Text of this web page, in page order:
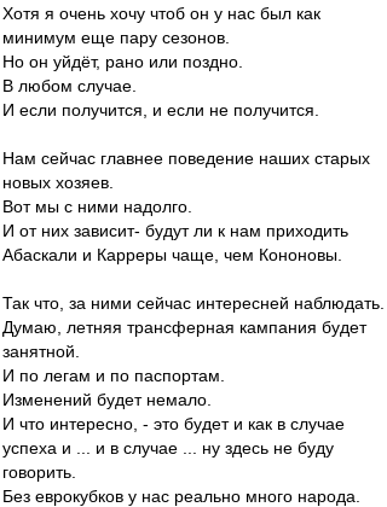
Хотя я очень хочу чтоб он у нас был как
минимум еще пару сезонов.
Но он уйдёт, рано или поздно.
В любом случае.
И если получится, и если не получится.
Нам сейчас главнее поведение наших старых
новых хозяев.
Вот мы с ними надолго.
И от них зависит- будут ли к нам приходить
Абаскали и Карреры чаще, чем Кононовы.
Так что, за ними сейчас интересней наблюдать.
Думаю, летняя трансферная кампания будет
занятной.
И по легам и по паспортам.
Изменений будет немало.
И что интересно, - это будет и как в случае
успеха и ... и в случае ... ну здесь не буду
говорить.
Без еврокубков у нас реально много народа.